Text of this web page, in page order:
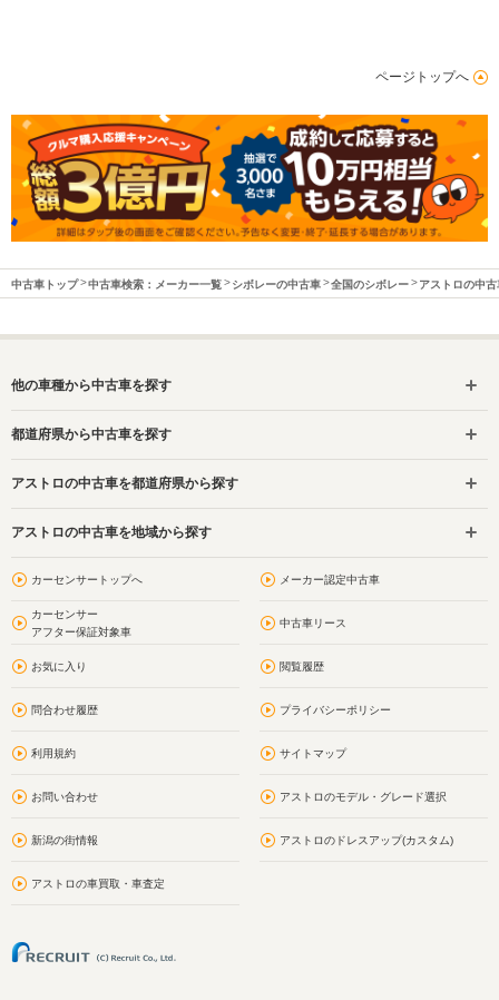
ページトップへ
中古車トップ 中古車検索：メーカー一覧 シボレーの中古車 全国のシボレー アストロの中古
他の車種から中古車を探す
都道府県から中古車を探す
アストロの中古車を都道府県から探す
アストロの中古車を地域から探す
カーセンサートップへ メーカー認定中古車
カーセンサー
アフター保証対象車
中古車リース
お気に入り 閲覧履歴
問合わせ履歴 プライバシーポリシー
利用規約 サイトマップ
お問い合わせ アストロのモデル・グレード選択
新潟の街情報 アストロのドレスアップ(カスタム)
アストロの車買取・車査定